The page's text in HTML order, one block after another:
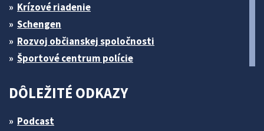
Krízové riadenie
Schengen
Rozvoj občianskej spoločnosti
Športové centrum polície
DÔLEŽITÉ ODKAZY
Podcast